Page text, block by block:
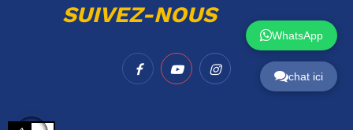
chat ici
WhatsApp
SUIVEZ-NOUS